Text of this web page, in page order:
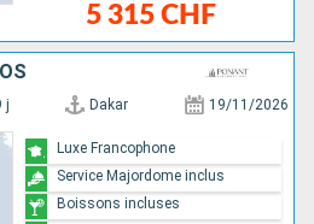
5 315 CHF
j Dakar 19/11/2026
Luxe Francophone
Service Majordome inclus
Boissons incluses